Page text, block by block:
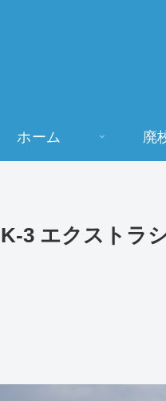
ホーム 廃
3 エクストラ